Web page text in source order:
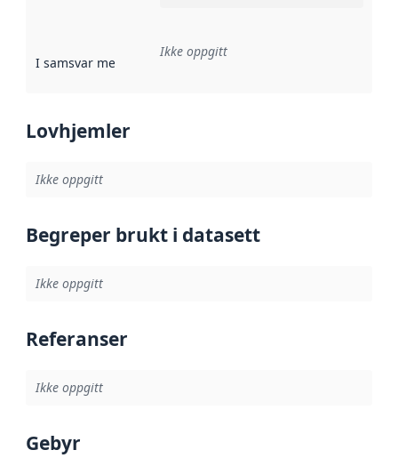
I samsvar med Referanse til en implementasjonsregel
Ikke oppgitt
Lovhjemler
Ikke oppgitt
Begreper brukt i datasett
Ikke oppgitt
Referanser
Ikke oppgitt
Gebyr